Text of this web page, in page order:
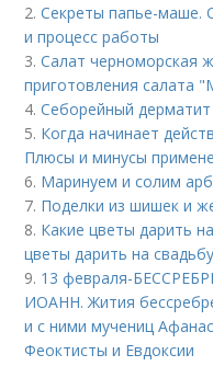
2.Секреты папье-маше.
и процесс работы
3.Салат черноморская
приготовления салата
4.Себорейный
5. Когда начинает
Плюсы и минусы
6. Маринуем и солим
7. Поделки из шишек и
8. Какие цветы дарить
цветы дарить на
9. 13 февраля-
ИОАНН. Жития
и с ними мучениц
Феоктисты и Евдоксии